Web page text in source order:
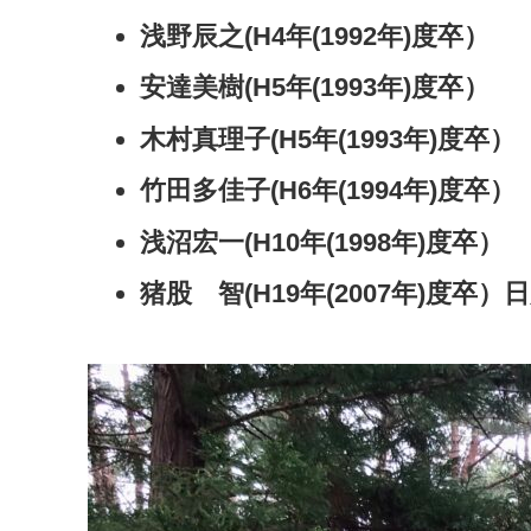
浅野辰之(H4年(1992年)度卒）
安達美樹(H5年(1993年)度卒）
木村真理子(H5年(1993年)度卒）
竹田多佳子(H6年(1994年)度卒）
浅沼宏一(H10年(1998年)度卒）
猪股 智(H19年(2007年)度卒）